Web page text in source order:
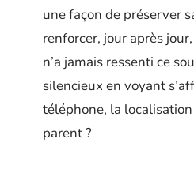
une façon de préserver
renforcer, jour après
n’a jamais ressenti ce
silencieux en voyant
téléphone, la
parent ?